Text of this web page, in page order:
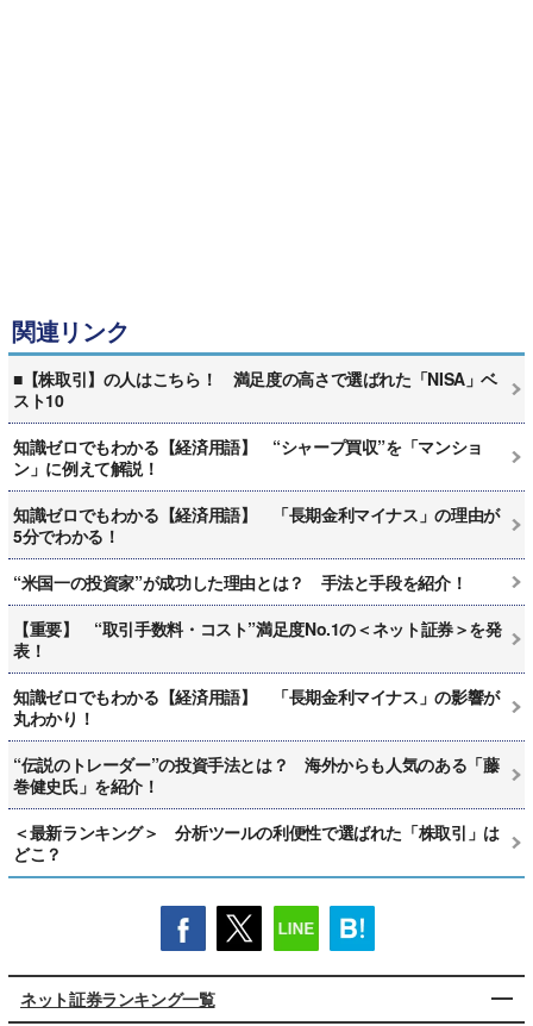
関連リンク
■【株取引】の人はこちら！ 満足度の高さで選ばれた「NISA」ベ
スト10
知識ゼロでもわかる【経済用語】 “シャープ買収”を「マンショ
ン」に例えて解説！
知識ゼロでもわかる【経済用語】 「長期金利マイナス」の理由が
5分でわかる！
“米国一の投資家”が成功した理由とは？ 手法と手段を紹介！
【重要】 “取引手数料・コスト”満足度No.1の＜ネット証券＞を発
表！
知識ゼロでもわかる【経済用語】 「長期金利マイナス」の影響が
丸わかり！
“伝説のトレーダー”の投資手法とは？ 海外からも人気のある「藤
巻健史氏」を紹介！
＜最新ランキング＞ 分析ツールの利便性で選ばれた「株取引」は
どこ？
ネット証券ランキング一覧